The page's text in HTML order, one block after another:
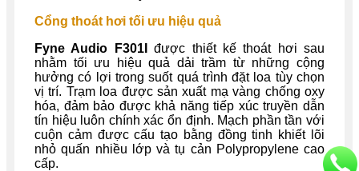
Cổng thoát hơi tối ưu hiệu quả
Fyne Audio F301I
được thiết kế thoát hơi sau
nhằm tối ưu hiệu quả dải trầm từ những cộng
hưởng có lợi trong suốt quá trình đặt loa tùy chọn
vị trí. Trạm loa được sản xuất mạ vàng chống oxy
hóa, đảm bảo được khả năng tiếp xúc truyền dẫn
tín hiệu luôn chính xác ổn định. Mạch phần tần với
cuộn cảm được cấu tạo bằng đồng tinh khiết lõi
nhỏ quấn nhiều lớp và tụ cản Polypropylene cao
cấp.